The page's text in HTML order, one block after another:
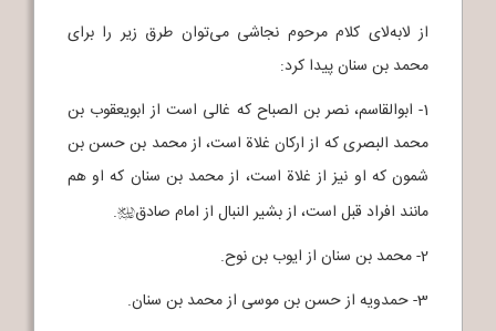
از لابه‌لای کلام مرحوم نجاشی می‌توان طرق زیر را برای
محمد بن سنان پیدا کرد:
1- ابوالقاسم، نصر بن الصباح که غالی است از ابویعقوب بن
محمد البصری که از ارکان غلاة است، از محمد بن حسن بن
شمون که او نیز از غلاة است، از محمد بن سنان که او هم
مانند افراد قبل است، از بشیر النبال از امام صادقj
.
2- محمد بن سنان از ایوب بن نوح‌.
3- حمدویه از حسن بن موسی از محمد بن سنان.